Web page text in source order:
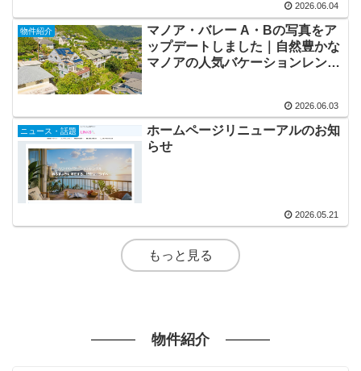
2026.06.04
物件紹介
マノア・バレー A・Bの写真をア
ップデートしました｜自然豊かな
マノアの人気バケーションレンタ
2026.06.03
ニュース・話題
ホームページリニューアルのお知
らせ
2026.05.21
もっと見る
物件紹介